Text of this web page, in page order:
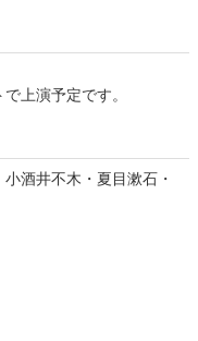
上演予定です。
酒井不木・夏目漱石・